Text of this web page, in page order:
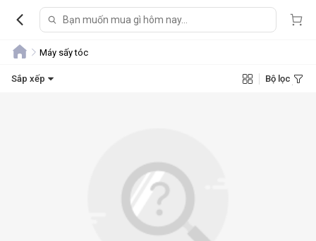
Máy sấy tóc
Sắp xếp Bộ lọc